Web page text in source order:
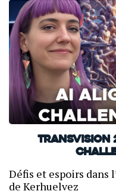
TransVision
Défis et espoirs dans
de Kerhuelvez